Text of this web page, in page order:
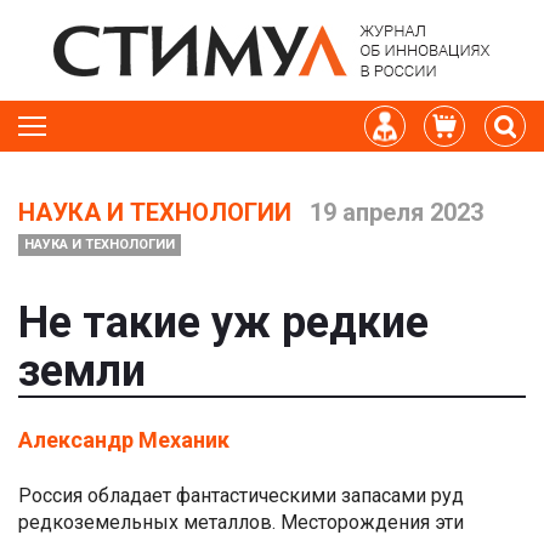
НАУКА И ТЕХНОЛОГИИ 19 апреля 2023
НАУКА И ТЕХНОЛОГИИ
Не такие уж редкие
земли
Александр Механик
Россия обладает фантастическими запасами руд
редкоземельных металлов. Месторождения эти